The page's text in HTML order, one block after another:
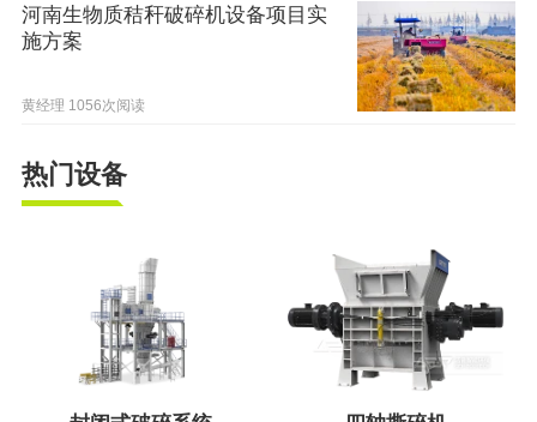
河南生物质秸秆破碎机设备项目实
施方案
黄经理 1056次阅读
热门设备